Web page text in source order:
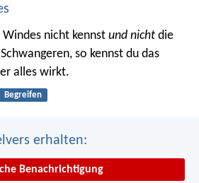
nicht kennst und nicht die
so kennst du das
alles wirkt.
Begreifen
erhalten:
Benachrichtigung